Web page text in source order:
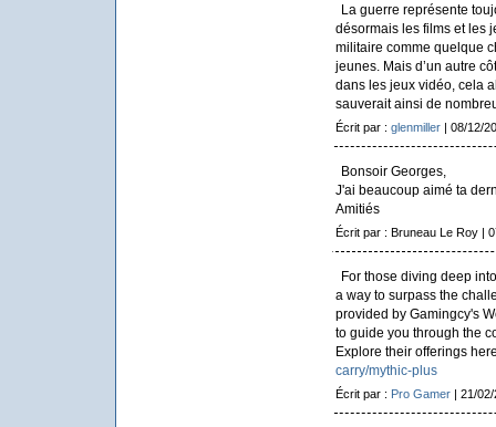
La guerre représente
désormais les films et les
militaire comme quelque
jeunes. Mais d’un autre
dans les jeux vidéo, cela
sauverait ainsi de
Écrit par : glenmiller| 08/12/
Bonsoir Georges,
J'ai beaucoup aimé ta
Amitiés
Écrit par : Bruneau Le Roy |
For those diving deep
a way to surpass the
provided by Gamingcy's
to guide you through the
Explore their offerings
carry/mythic-plus
Écrit par : Pro Gamer| 21/02/